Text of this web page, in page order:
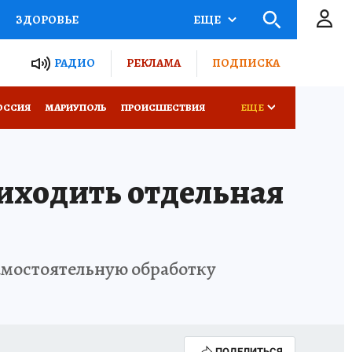
ЗДОРОВЬЕ
РОССИИ
ЕЩЕ
РАДИО РЕКЛАМА ПОДПИСКА
МАРИУПОЛЬ ПРОИСШЕСТВИЯ ЕЩЕ
отдельная
обработку